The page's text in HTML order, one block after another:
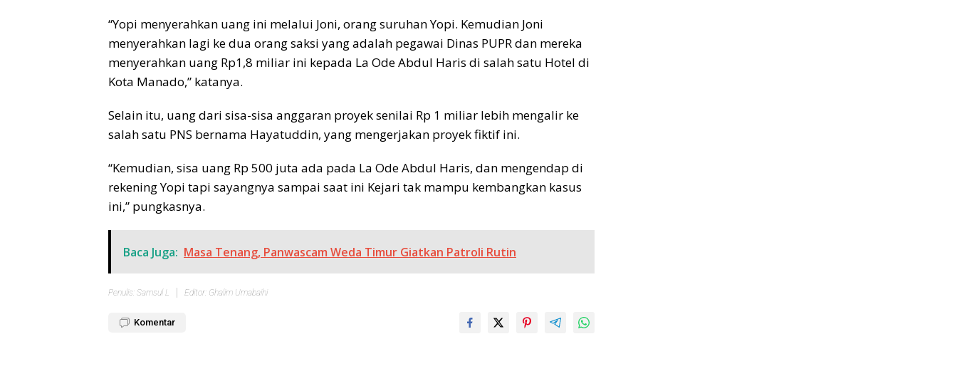
“Yopi menyerahkan uang ini melalui Joni, orang suruhan Yopi. Kemudian Joni
menyerahkan lagi ke dua orang saksi yang adalah pegawai Dinas PUPR dan mereka
menyerahkan uang Rp1,8 miliar ini kepada La Ode Abdul Haris di salah satu Hotel di
Kota Manado,” katanya.
Selain itu, uang dari sisa-sisa anggaran proyek senilai Rp 1 miliar lebih mengalir ke
salah satu PNS bernama Hayatuddin, yang mengerjakan proyek fiktif ini.
“Kemudian, sisa uang Rp 500 juta ada pada La Ode Abdul Haris, dan mengendap di
rekening Yopi tapi sayangnya sampai saat ini Kejari tak mampu kembangkan kasus
ini,” pungkasnya.
Baca Juga: Masa Tenang, Panwascam Weda Timur Giatkan Patroli Rutin
Penulis: Samsul L Editor: Ghalim Umabaihi
Komentar